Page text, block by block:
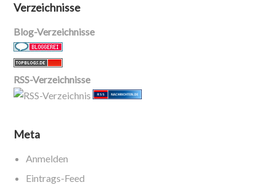
Verzeichnisse
Blog-Verzeichnisse
RSS-Verzeichnisse
Meta
Anmelden
Eintrags-Feed